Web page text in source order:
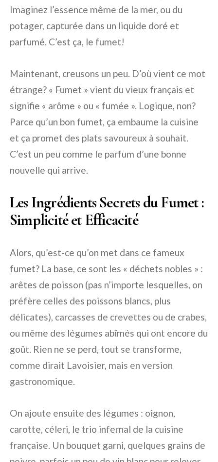
Imaginez l’essence même de la mer, ou du
potager, capturée dans un liquide doré et
parfumé. C’est ça, le fumet!
Maintenant, creusons un peu. D’où vient ce mot
étrange? « Fumet » vient du vieux français et
signifie « arôme » ou « fumée ». Logique, non?
Parce qu’un bon fumet, ça embaume la cuisine
et ça promet des plats savoureux à souhait.
C’est un peu comme le parfum d’une bonne
nouvelle qui arrive.
Les Ingrédients Secrets du Fumet :
Simplicité et Efficacité
Alors, qu’est-ce qu’on met dans ce fameux
fumet? La base, ce sont les « déchets nobles » :
arêtes de poisson (pas n’importe lesquelles, on
préfère celles des poissons blancs, plus
délicates), carcasses de crevettes ou de crabes,
ou même des légumes abîmés qui ont encore du
goût. Rien ne se perd, tout se transforme,
comme dirait Lavoisier, mais en version
gastronomique.
On ajoute ensuite des légumes : oignon,
carotte, céleri, le trio infernal de la cuisine
française. Un bouquet garni, quelques grains de